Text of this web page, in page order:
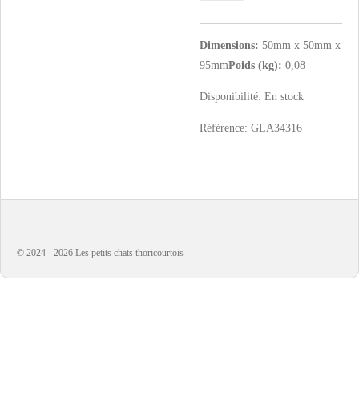
Dimensions: 50mm x 50mm x
95mmPoids (kg): 0,08
Disponibilité: En stock
Référence: GLA34316
© 2024 - 2026 Les petits chats thoricourtois